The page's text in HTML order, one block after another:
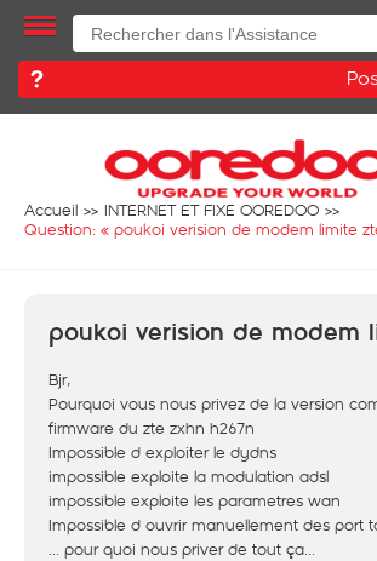
Accueil
INTERNET ET FIXE OOREDOO
Question: « poukoi verision de modem limite
poukoi verision de modem
Bjr,
Pourquoi vous nous privez de la version
firmware du zte zxhn h267n
Impossible d exploiter le dydns
impossible exploite la modulation adsl
impossible exploite les parametres wan
Impossible d ouvrir manuellement des port
... pour quoi nous priver de tout ça...